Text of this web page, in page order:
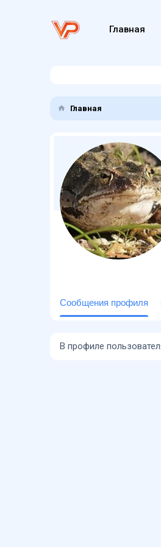
Главная
Главная
Сообщения профиля
В профиле